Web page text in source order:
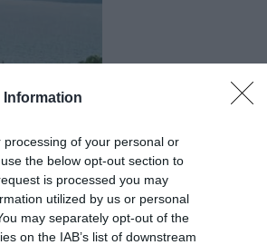
Information
of your personal or
the below opt-out section to
is processed you may
utilized by us or personal
may separately opt-out of the
on the IAB’s list of downstream